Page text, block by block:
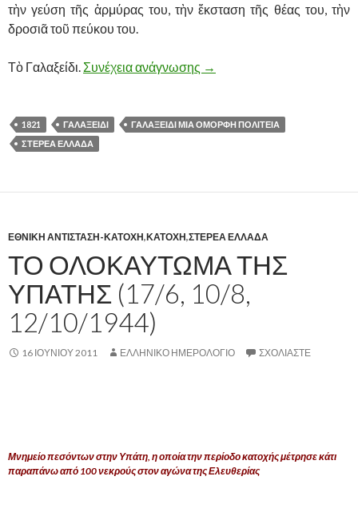
τὴν γεύση τῆς ἁρμύρας του, τὴν ἔκσταση τῆς θέας του, τὴν
δροσιᾶ τοῦ πεύκου του.
Τὸ Γαλαξείδι. Συνέχεια ανάγνωσης ΓΑΛΑΞΕΙΔΙ, ΜΙΑ ΟΜΟΡΦΗ
→
1821 ΓΑΛΑΞΕΙΔΙ
ΓΑΛΑΞΕΙΔΙ ΜΙΑ ΟΜΟΡΦΗ ΠΟΛΙΤΕΙΑ
ΣΤΕΡΕΑ ΕΛΛΑΔΑ
ΕΘΝΙΚΗ ΑΝΤΙΣΤΑΣΗ-ΚΑΤΟΧΗ,ΚΑΤΟΧΗ,ΣΤΕΡΕΑ ΕΛΛΑΔΑ
ΤΟ ΟΛΟΚΑΥΤΩΜΑ ΤΗΣ
ΥΠΑΤΗΣ (17/6, 10/8,
12/10/1944)
16 ΙΟΥΝΊΟΥ 2011 ΕΛΛΗΝΙΚΟ ΗΜΕΡΟΛΟΓΙΟ ΣΧΟΛΙΆΣΤΕ
Μνημείο πεσόντων στην Υπάτη, η οποία την περίοδο κατοχής μέτρησε κάτι
παραπάνω από 100 νεκρούς στον αγώνα της Ελευθερίας